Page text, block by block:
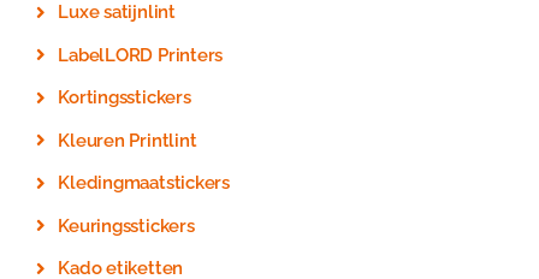
Luxe satijnlint
LabelLORD Printers
Kortingsstickers
Kleuren Printlint
Kledingmaatstickers
Keuringsstickers
Kado etiketten